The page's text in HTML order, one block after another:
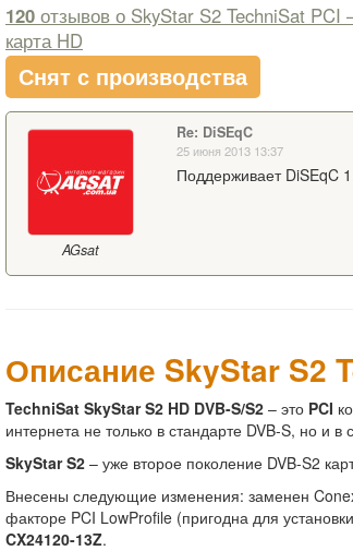
120 отзывов о SkyStar S2 TechniSat PCI
карта HD
Снят с производства
AGsat
Re: DiSEqC
25 июня 2013 13:37
Поддерживает DiSEqC
Описание SkyStar S2
TechniSat SkyStar S2 HD DVB-S/S2 – это PCI
интернета не только в стандарте DVB-S, но и в
SkyStar S2 – уже второе поколение DVB-S2
Внесены следующие изменения: заменен
факторе PCI LowProfile (пригодна для
CX24120-13Z.